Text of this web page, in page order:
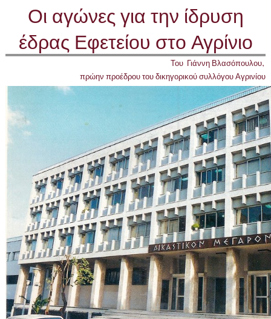
Οι αγώνες για την ίδρυση
έδρας Εφετείου στο Αγρίνιο
Του Γιάννη Βλασόπουλου,
πρώην προέδρου του δικηγορικού συλλόγου Αγρινίου